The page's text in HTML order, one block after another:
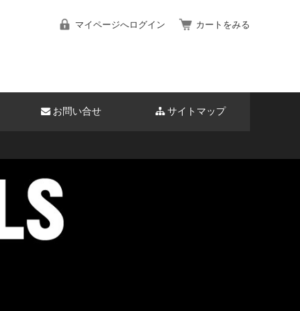
マイページへログイン カートをみる
お問い合せ サイトマップ